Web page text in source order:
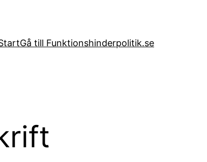
Gå till Funktionshinderpolitik.se